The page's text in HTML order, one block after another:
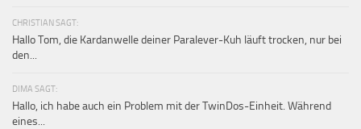
CHRISTIAN SAGT:
Hallo Tom, die Kardanwelle deiner Paralever-Kuh läuft trocken, nur bei
den...
DIMA SAGT:
Hallo, ich habe auch ein Problem mit der TwinDos-Einheit. Während
eines...